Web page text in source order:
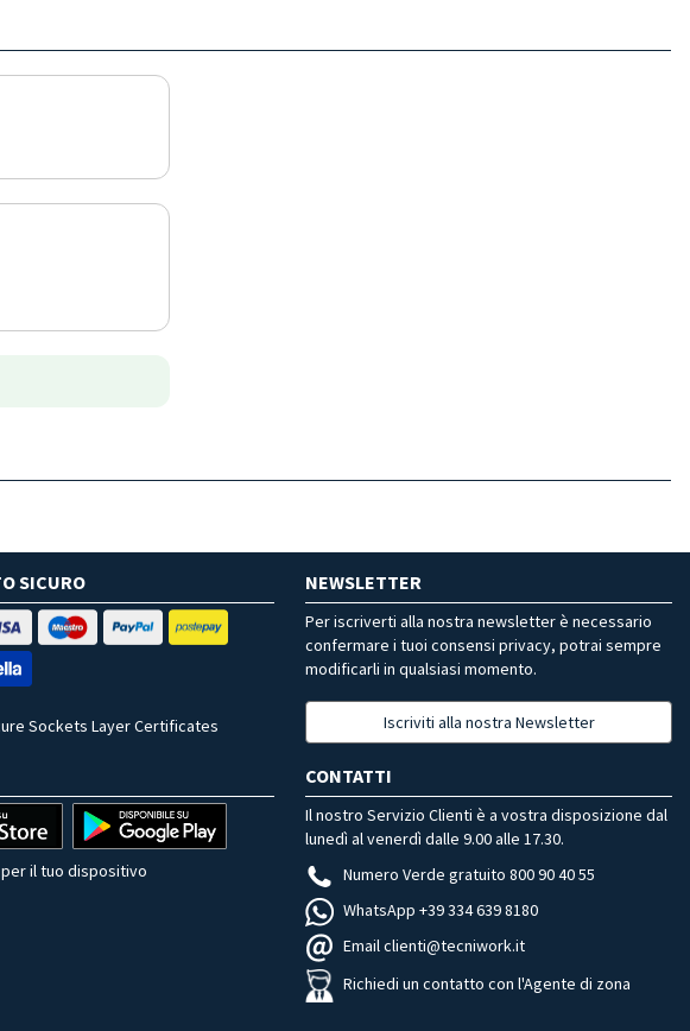
SICURO
Sockets Layer Certificates
NEWSLETTER
Per iscriverti alla nostra newsletter è necessario
confermare i tuoi consensi privacy, potrai sempre
modificarli in qualsiasi momento.
Iscriviti alla nostra Newsletter
il tuo dispositivo
CONTATTI
Il nostro Servizio Clienti è a vostra disposizione dal
lunedì al venerdì dalle 9.00 alle 17.30.
Numero Verde gratuito 800 90 40 55
WhatsApp +39 334 639 8180
Email clienti@tecniwork.it
Richiedi un contatto con l'Agente di zona